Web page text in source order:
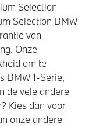
Selection
Selection BMW
van
Onze
om te
BMW 1-Serie,
de vele andere
Kies dan voor
onze andere